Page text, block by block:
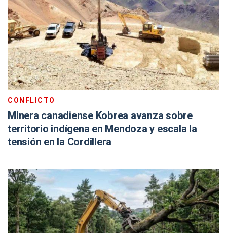
CONFLICTO
Minera canadiense Kobrea avanza sobre
territorio indígena en Mendoza y escala la
tensión en la Cordillera